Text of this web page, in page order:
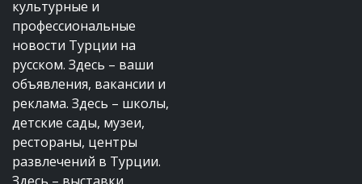
культурные и
профессиональные
новости Турции на
русском. Здесь – ваши
объявления, вакансии и
реклама. Здесь – школы,
детские сады, музеи,
рестораны, центры
развлечений в Турции.